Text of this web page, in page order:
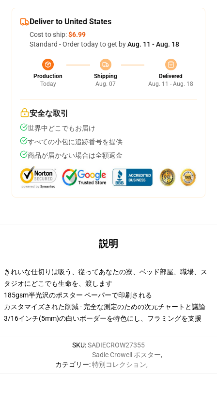
Deliver to United States
Cost to ship:$6.99
Standard - Order today to get byAug. 11 - Aug. 18
Production
Today
Shipping
Aug. 07
Delivered
Aug. 11 - Aug. 18
安全な取引
世界中どこでもお届け
すべての小包に追跡番号を提供
商品が届かない場合は全額返金
説明
きれいな仕切りは吸う、従ってあなたの寮、ベッド部屋、職場、ス
タジオにどこでも生命を、渡します
185gsm半光沢のポスター ペーパーで印刷される
カスタマイズされた削減 - 完全な測定のための次元チャートと議論
3/16インチ(5mm)の白いボーダーを特色にし、フラミングを支援
SKU:SADIECROW27355
カテゴリー:
Sadie Crowell ポスター,
特別コレクション,